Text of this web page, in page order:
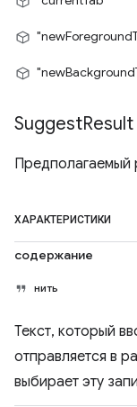
SuggestResult
Предполагаемый
ХАРАКТЕРИСТИКИ
содержание
нить
Текст, который
отправляется в
выбирает эту